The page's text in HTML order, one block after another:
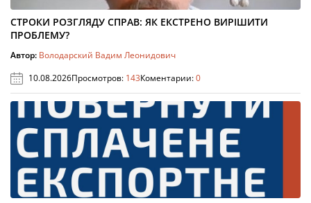
СТРОКИ РОЗГЛЯДУ СПРАВ: ЯК ЕКСТРЕНО ВИРІШИТИ
ПРОБЛЕМУ?
Автор: Володарский Вадим Леонидович
10.08.2026Просмотров: 143Коментарии:0